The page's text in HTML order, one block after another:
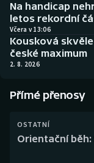
Biatlon
Boby a skeleton
Dostihy
Aplikace ČT
AZ kvíz
Na handicap
letos rekordní
Včera v 13:06
Kousková
české maximum
2. 8. 2026
Přímé přenosy
OSTATNÍ
Orientační